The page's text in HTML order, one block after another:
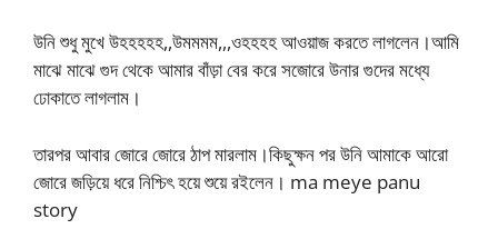
উনি শুধু মুখে উহহহহহ,,উমমমম,,,ওহহহহ আওয়াজ করতে লাগলেন।আমি
মাঝে মাঝে গুদ থেকে আমার বাঁড়া বের করে সজোরে উনার গুদের মধ্যে
ঢোকাতে লাগলাম।
তারপর আবার জোরে জোরে ঠাপ মারলাম।কিছুক্ষন পর উনি আমাকে আরো
জোরে জড়িয়ে ধরে নিশ্চিৎ হয়ে শুয়ে রইলেন। ma meye panu
story